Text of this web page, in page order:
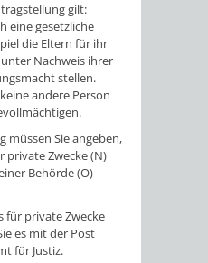
gilt:
eine gesetzliche
die Eltern für ihr
unter Nachweis ihrer
stellen.
andere Person
müssen Sie angeben,
private Zwecke (N)
Behörde (O)
für private Zwecke
es mit der Post
für Justiz.